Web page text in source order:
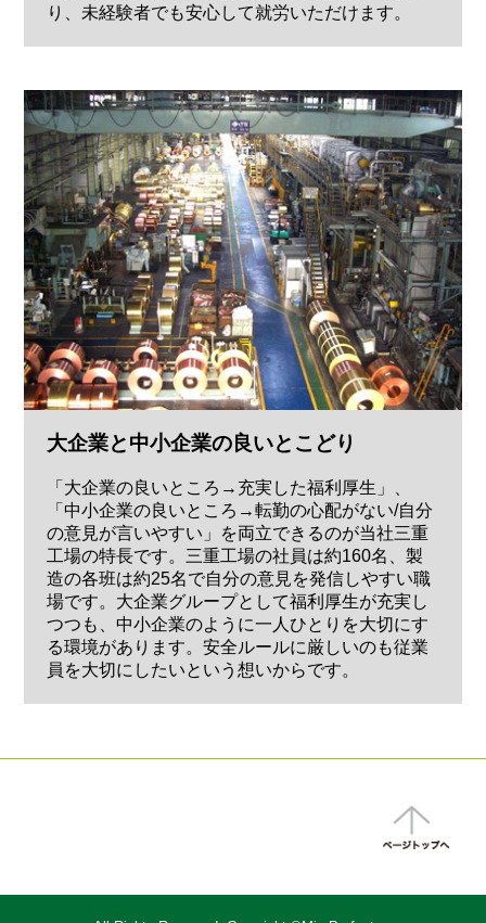
り、未経験者でも安心して就労いただけます。
大企業と中小企業の良いとこどり
「大企業の良いところ→充実した福利厚生」、
「中小企業の良いところ→転勤の心配がない/自分
の意見が言いやすい」を両立できるのが当社三重
工場の特長です。三重工場の社員は約160名、製
造の各班は約25名で自分の意見を発信しやすい職
場です。大企業グループとして福利厚生が充実し
つつも、中小企業のように一人ひとりを大切にす
る環境があります。安全ルールに厳しいのも従業
員を大切にしたいという想いからです。